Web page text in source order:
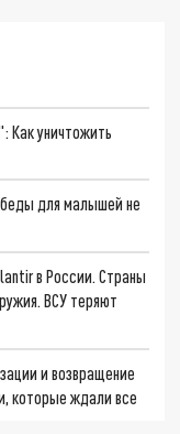
Как уничтожить
для малышей не
в России. Страны
ВСУ теряют
и возвращение
которые ждали все